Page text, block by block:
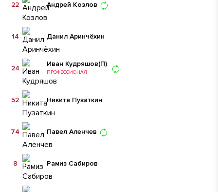
Андрей Козлов
22
Данил Аринчёхин
14
Иван Кудряшов(П)
ПРОФЕССИОНАЛ
24
Никита Пузаткин
52
Павел Аленчев
74
Рамиз Сабиров
8